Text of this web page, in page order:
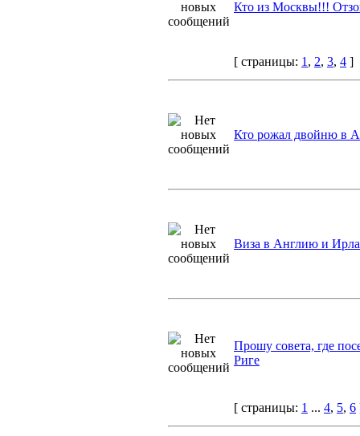
Кто из Москвы!!!
[ страницы: 1 , 2, 3, 4 ]
Кто рожал двойню в
Виза в Англию и
Прошу совета, где
Риге
[ страницы: 1 ... 4, 5, 6